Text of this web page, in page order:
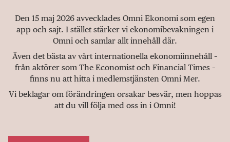
Den 15 maj 2026 avvecklades Omni Ekonomi som egen
app och sajt. I stället stärker vi ekonomibevakningen i
Omni och samlar allt innehåll där.
Även det bästa av vårt internationella ekonomiinnehåll –
från aktörer som The Economist och Financial Times –
finns nu att hitta i medlemstjänsten Omni Mer.
Vi beklagar om förändringen orsakar besvär, men hoppas
att du vill följa med oss in i Omni!